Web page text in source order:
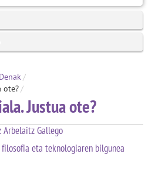
Denak/
ote?/
Justua ote?
Arbelaitz Gallego
eta teknologiaren bilgunea